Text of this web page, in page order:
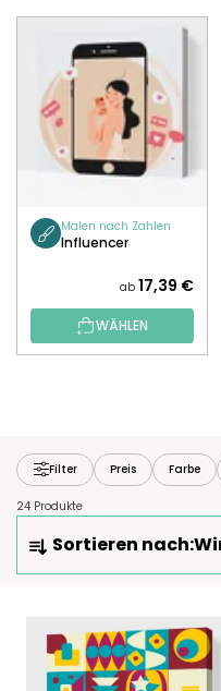
Malen nach Zahlen
Influencer
ab 17,39 €
WÄHLEN
Filter Preis Farbe
24 Produkte
O
Sortieren nach: